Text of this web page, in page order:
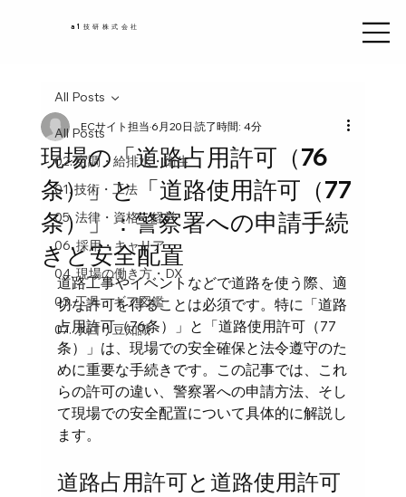
a1技研株式会社
All Posts
02. 空調・給排水・衛生
01. 技術・工法
05. 法律・資格・経営
06. 採用・キャリア
04. 現場の働き方・DX
03. 工具・ギア図鑑
07. 水回り豆知識
All Posts
現場の「道路占用許可（76
条）」と「道路使用許可（77
条）」：警察署への申請手続
きと安全配置
ECサイト担当6月20日 読了時間: 4分
道路工事やイベントなどで道路を使う際、適
切な許可を得ることは必須です。特に「道路
占用許可（76条）」と「道路使用許可（77
条）」は、現場での安全確保と法令遵守のた
めに重要な手続きです。この記事では、これ
らの許可の違い、警察署への申請方法、そし
て現場での安全配置について具体的に解説し
ます。
道路占用許可と道路使用許可